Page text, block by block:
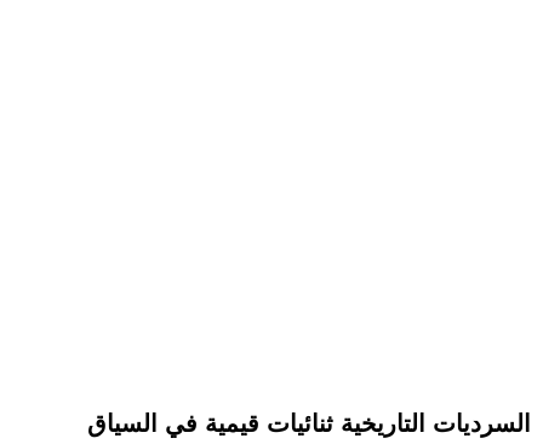
السرديات التاريخية ثنائيات قيمية في السياق